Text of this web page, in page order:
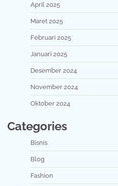
April 2025
Maret 2025
Februari 2025
Januari 2025
Desember 2024
November 2024
Oktober 2024
Categories
Bisnis
Blog
Fashion